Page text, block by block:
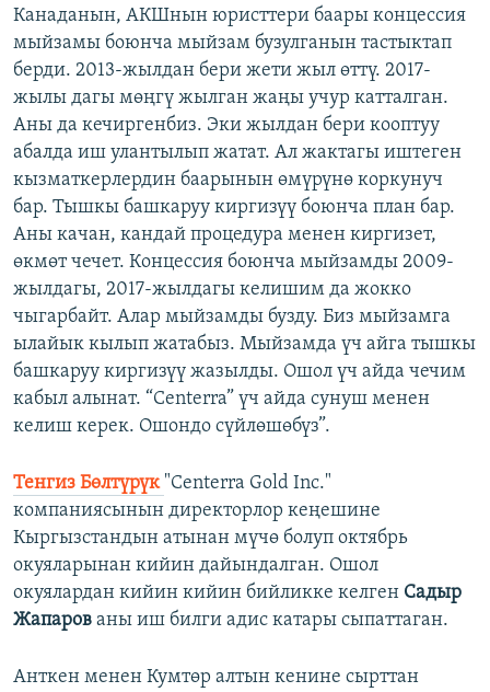
Канаданын, АКШнын юристтери баары концессия
мыйзамы боюнча мыйзам бузулганын тастыктап
берди. 2013-жылдан бери жети жыл өттү. 2017-
жылы дагы мөңгү жылган жаңы учур катталган.
Аны да кечиргенбиз. Эки жылдан бери кооптуу
абалда иш улантылып жатат. Ал жактагы иштеген
кызматкерлердин баарынын өмүрүнө коркунуч
бар. Тышкы башкаруу киргизүү боюнча план бар.
Аны качан, кандай процедура менен киргизет,
өкмөт чечет. Концессия боюнча мыйзамды 2009-
жылдагы, 2017-жылдагы келишим да жокко
чыгарбайт. Алар мыйзамды бузду. Биз мыйзамга
ылайык кылып жатабыз. Мыйзамда үч айга тышкы
башкаруу киргизүү жазылды. Ошол үч айда чечим
кабыл алынат. “Centerra” үч айда сунуш менен
келиш керек. Ошондо сүйлөшөбүз”.
Тенгиз Бөлтүрүк "Centerra Gold Inc."
компаниясынын директорлор кеңешине
Кыргызстандын атынан мүчө болуп октябрь
окуяларынан кийин дайындалган. Ошол
окуялардан кийин кийин бийликке келген Садыр
Жапаров аны иш билги адис катары сыпаттаган.
Анткен менен Кумтөр алтын кенине сырттан